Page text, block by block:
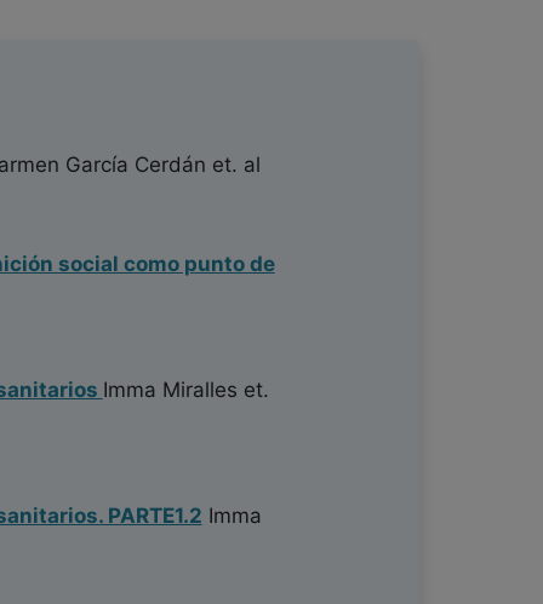
García Cerdán et. al
social como punto de
Imma Miralles et.
PARTE1.2 Imma